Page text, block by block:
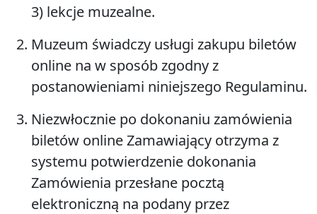
3) lekcje muzealne.
Muzeum świadczy usługi zakupu biletów
online na w sposób zgodny z
postanowieniami niniejszego Regulaminu.
Niezwłocznie po dokonaniu zamówienia
biletów online Zamawiający otrzyma z
systemu potwierdzenie dokonania
Zamówienia przesłane pocztą
elektroniczną na podany przez